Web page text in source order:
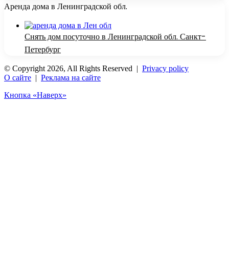
Аренда дома в Ленинградской обл.
Снять дом посуточно в Ленинградской обл. Санкт-
Петербург
© Copyright 2026, All Rights Reserved | Privacy policy
О сайте
Реклама на сайте
Кнопка «Наверх»